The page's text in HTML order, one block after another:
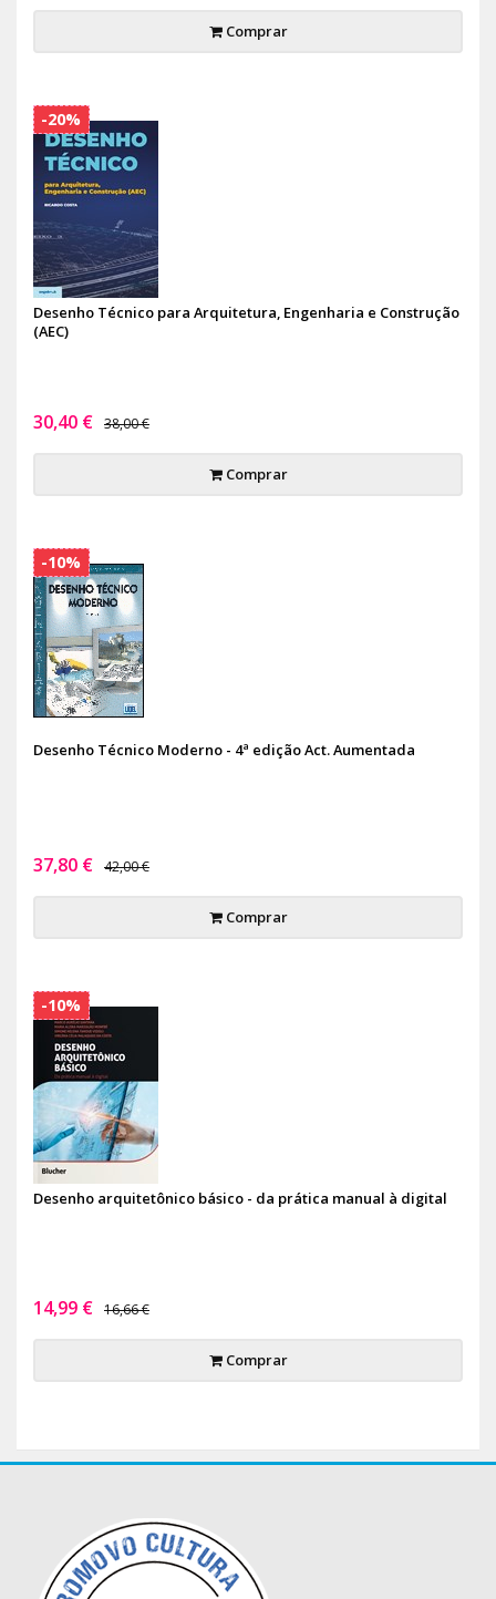
Comprar
Desenho Técnico para Arquitetura, Engenharia e Construção
(AEC)
30,40 € 38,00 €
Comprar
-20%
Desenho Técnico Moderno - 4ª edição Act. Aumentada
37,80 € 42,00 €
Comprar
-10%
Desenho arquitetônico básico - da prática manual à digital
14,99 € 16,66 €
Comprar
-10%